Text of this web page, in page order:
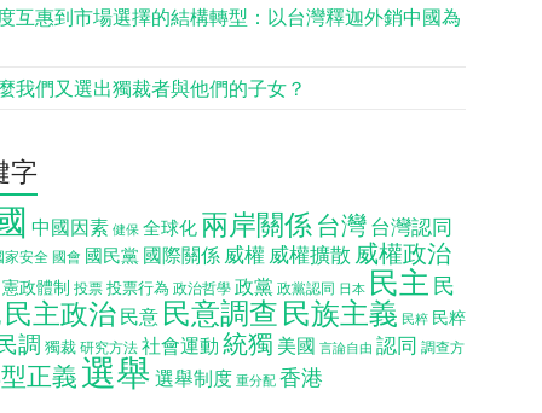
互惠到市場選擇的結構轉型：以台灣釋迦外銷中國為
我們又選出獨裁者與他們的子女？
字
中國因素 健保 全球化 兩岸關係 台灣台灣認同
家安全 國會 國民黨 國際關係 威權 威權擴散 威權政治
憲政體制 投票 投票行為 政治哲學 政黨 政黨認同 日本 民主 民
民主政治 民意 民意調查 民族主義 民粹 民粹
調 獨裁 研究方法 社會運動 統獨 美國 言論自由 認同 調查方
正義 選舉 選舉制度 重分配 香港